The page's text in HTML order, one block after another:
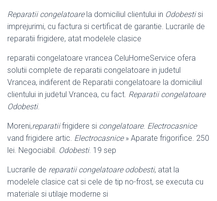
Reparatii congelatoarela domiciliul clientului in Odobestisi
imprejurimi, cu factura si certificat de garantie. Lucrarile de
reparatii frigidere, atat modelele clasice
reparatii congelatoare vrancea CeluHomeService ofera
solutii complete de reparatii congelatoare in judetul
Vrancea, indiferent de Reparatii congelatoare la domiciliul
clientului in judetul Vrancea, cu fact. Reparatii congelatoare
Odobesti.
Moreni,reparatiifrigidere si congelatoare. Electrocasnice
vand frigidere artic. Electrocasnice» Aparate frigorifice. 250
lei. Negociabil. Odobesti. 19 sep
Lucrarile de reparatii congelatoare odobesti, atat la
modelele clasice cat si cele de tip no-frost, se executa cu
materiale si utilaje moderne si